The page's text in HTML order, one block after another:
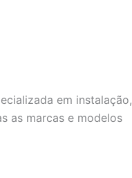
em instalação,
as marcas e modelos